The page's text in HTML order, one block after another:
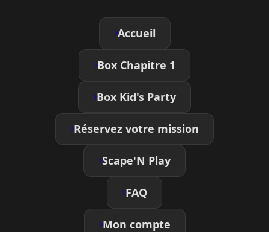
Accueil
Box Chapitre 1
Box Kid's Party
Réservez votre mission
Scape'N Play
FAQ
Mon compte